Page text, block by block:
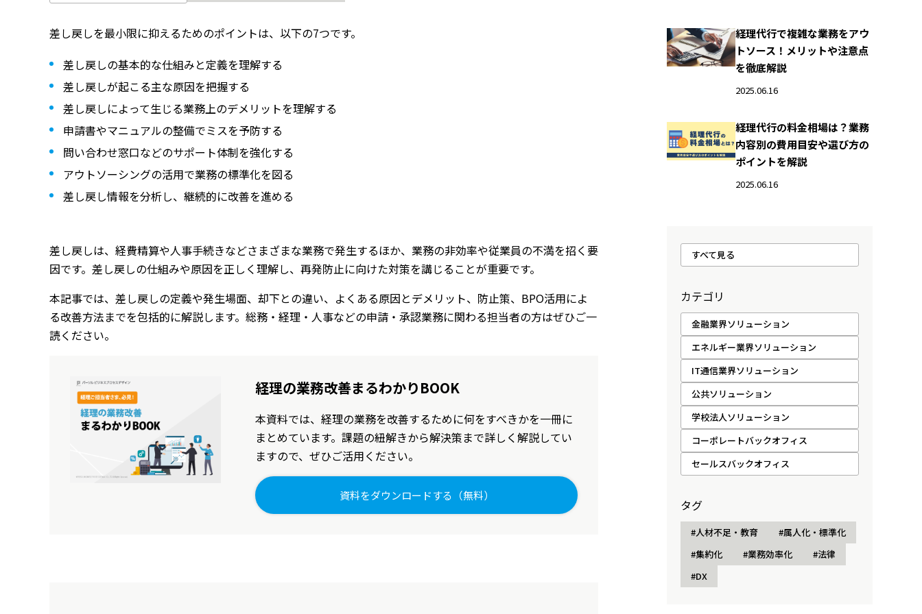
差し戻しを最小限に抑えるためのポイントは、以下の7つです。
差し戻しの基本的な仕組みと定義を理解する
差し戻しが起こる主な原因を把握する
差し戻しによって生じる業務上のデメリットを理解する
申請書やマニュアルの整備でミスを予防する
問い合わせ窓口などのサポート体制を強化する
アウトソーシングの活用で業務の標準化を図る
差し戻し情報を分析し、継続的に改善を進める
差し戻しは、経費精算や人事手続きなどさまざまな業務で発生するほか、業務の非効率や従業員の不満を招く要
因です。差し戻しの仕組みや原因を正しく理解し、再発防止に向けた対策を講じることが重要です。
本記事では、差し戻しの定義や発生場面、却下との違い、よくある原因とデメリット、防止策、BPO活用によ
る改善方法までを包括的に解説します。総務・経理・人事などの申請・承認業務に関わる担当者の方はぜひご一
読ください。
経理の業務改善まるわかりBOOK
本資料では、経理の業務を改善するために何をすべきかを一冊に
まとめています。課題の紐解きから解決策まで詳しく解説してい
ますので、ぜひご活用ください。
資料をダウンロードする（無料）
経理代行で複雑な業務をアウ
トソース！メリットや注意点
を徹底解説
2025.06.16
経理代行の料金相場は？業務
内容別の費用目安や選び方の
ポイントを解説
2025.06.16
すべて見る
カテゴリ
金融業界ソリューション
エネルギー業界ソリューション
IT通信業界ソリューション
公共ソリューション
学校法人ソリューション
コーポレートバックオフィス
セールスバックオフィス
タグ
#人材不足・教育
#属人化・標準化
#集約化
#業務効率化
#法律
#DX